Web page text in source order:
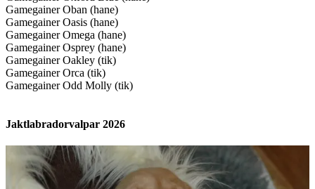
Gamegainer Oban (hane)
Gamegainer Oasis (hane)
Gamegainer Omega (hane)
Gamegainer Osprey (hane)
Gamegainer Oakley (tik)
Gamegainer Orca (tik)
Gamegainer Odd Molly (tik)
Jaktlabradorvalpar 2026